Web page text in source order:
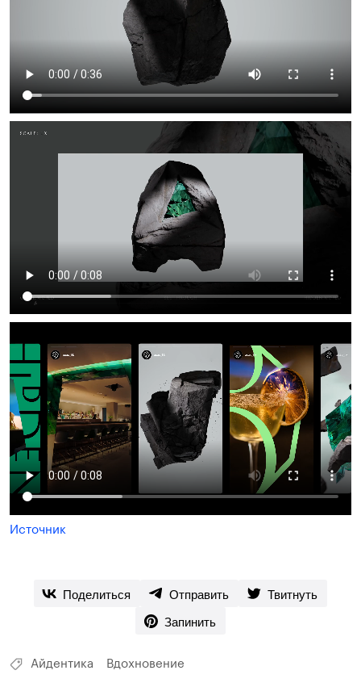
Источник
Поделиться Отправить
Твитнуть
Запинить
Айдентика Вдохновение